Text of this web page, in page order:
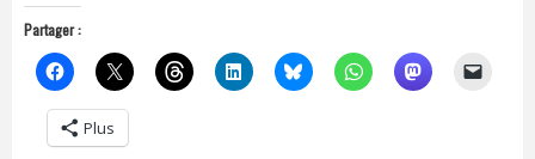
Partager :
Plus